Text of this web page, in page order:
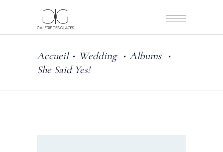
Accueil• Wedding • Albums •
She Said Yes!